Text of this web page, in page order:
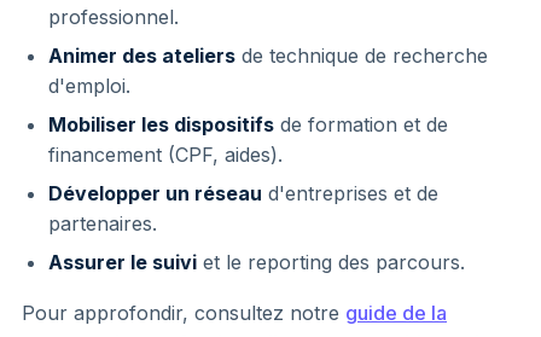
professionnel.
Animer des ateliers de technique de recherche
d'emploi.
Mobiliser les dispositifs de formation et de
financement (CPF, aides).
Développer un réseau d'entreprises et de
partenaires.
Assurer le suivi et le reporting des parcours.
Pour approfondir, consultez notre guide de la